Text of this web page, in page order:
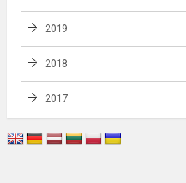
2019
2018
2017